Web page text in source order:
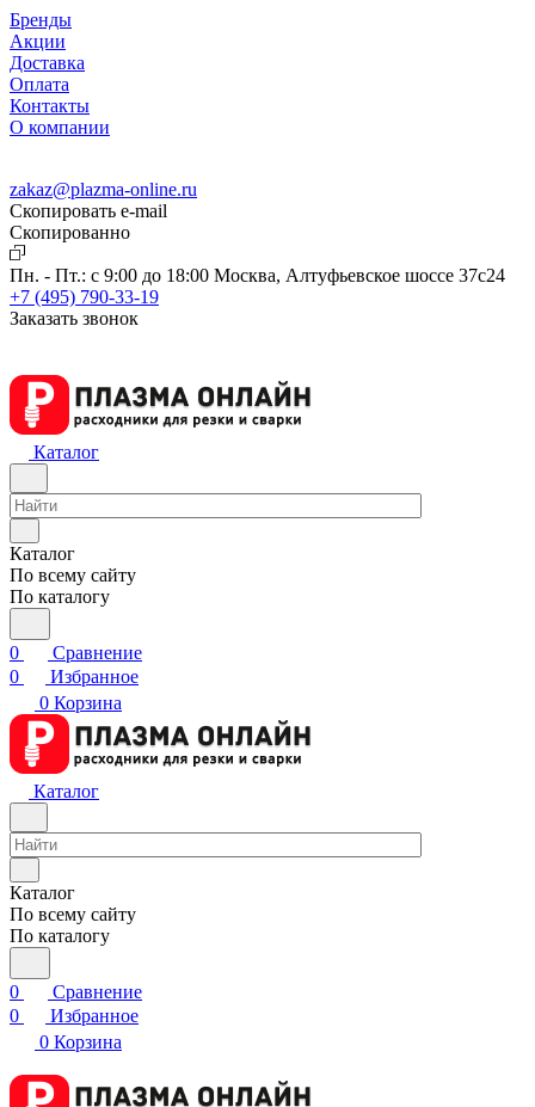
Бренды
Акции
Доставка
Оплата
Контакты
О компании
zakaz@plazma-online.ru
Скопировать e-mail
Cкопированно
Пн. - Пт.: с 9:00 до 18:00 Москва, Алтуфьевское шоссе 37с24
+7 (495) 790-33-19
Заказать звонок
Каталог
Каталог
По всему сайту
По каталогу
0
Сравнение
0
Избранное
0 Корзина
Каталог
Каталог
По всему сайту
По каталогу
0
Сравнение
0
Избранное
0 Корзина